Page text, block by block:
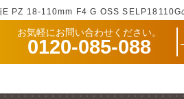
E PZ 18-110mm F4 G OSS SELP18110G
お気軽にお問い合わせください。
0120-085-088